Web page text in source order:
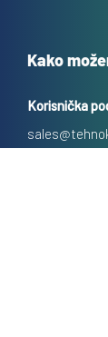
Kako
Korisnička
s